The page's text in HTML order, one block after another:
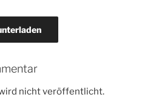
nicht veröffentlicht.